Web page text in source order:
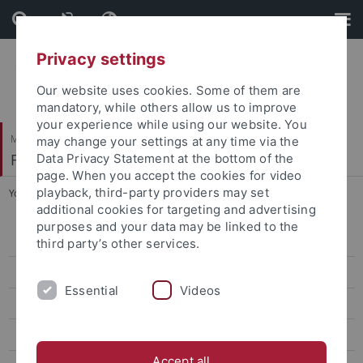
Skip
to
content
Skip
to
footer
Mathematisch-Naturwissenschaftliche Fakultät
Fachbereich Mathematik
You are here: Startseite ... Klausur- und Prüfungstermine
Studiengänge
Studienanfänger
Privacy settings
Our website uses cookies. Some of them are
mandatory, while others allow us to improve
your experience while using our website. You
may change your settings at any time via the
Data Privacy Statement at the bottom of the
page. When you accept the cookies for video
playback, third-party providers may set
additional cookies for targeting and advertising
purposes and your data may be linked to the
third party’s other services.
Essential Videos